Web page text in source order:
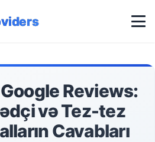
Reviews:
və Tez-tez
Cavabları